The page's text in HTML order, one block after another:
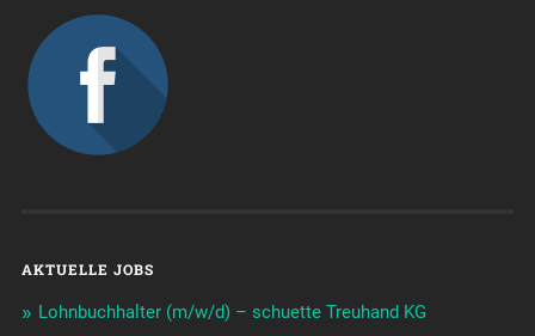
AKTUELLE JOBS
Lohnbuchhalter (m/w/d) – schuette Treuhand KG